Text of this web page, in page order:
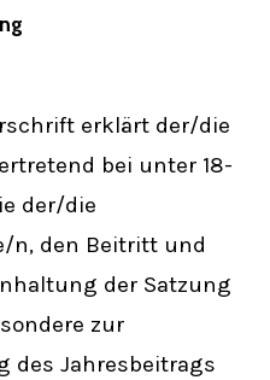
erklärt der/die
bei unter 18-
der/die
n, den Beitritt und
der Satzung
zur
des Jahresbeitrags